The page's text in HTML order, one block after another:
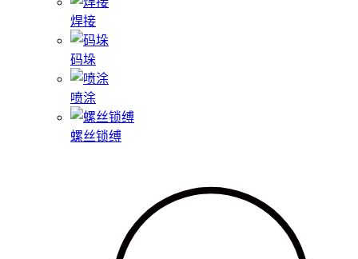
焊接
码垛
喷涂
螺丝锁缚